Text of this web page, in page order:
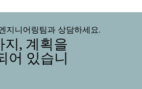
지니어링팀과 상담하세요.
지, 계획을
어 있습니